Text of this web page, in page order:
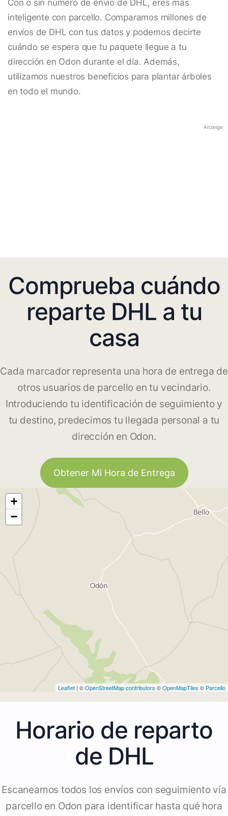
Con o sin número de envío de DHL, eres más
inteligente con parcello. Comparamos millones de
envíos de DHL con tus datos y podemos decirte
cuándo se espera que tu paquete llegue a tu
dirección en Odon durante el día. Además,
utilizamos nuestros beneficios para plantar árboles
en todo el mundo.
Anzeige
Comprueba cuándo
reparte DHL a tu
casa
Cada marcador representa una hora de entrega de
otros usuarios de parcello en tu vecindario.
Introduciendo tu identificación de seguimiento y
tu destino, predecimos tu llegada personal a tu
dirección en Odon.
Obtener Mi Hora de Entrega
+
−
Leaflet | ©OpenStreetMap contributors ©OpenMapTiles © Parcello
Horario de reparto
de DHL
Escaneamos todos los envíos con seguimiento vía
parcello en Odon para identificar hasta qué hora